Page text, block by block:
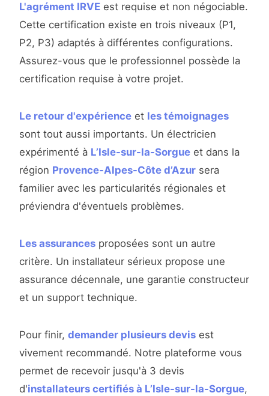
L'agrément IRVE est requise et non négociable.
Cette certification existe en trois niveaux (P1,
P2, P3) adaptés à différentes configurations.
Assurez-vous que le professionnel possède la
certification requise à votre projet.
Le retour d'expérience et les témoignages
sont tout aussi importants. Un électricien
expérimenté à L’Isle-sur-la-Sorgue et dans la
région Provence-Alpes-Côte d’Azur sera
familier avec les particularités régionales et
préviendra d'éventuels problèmes.
Les assurances proposées sont un autre
critère. Un installateur sérieux propose une
assurance décennale, une garantie constructeur
et un support technique.
Pour finir, demander plusieurs devis est
vivement recommandé. Notre plateforme vous
permet de recevoir jusqu'à 3 devis
d'installateurs certifiés à L’Isle-sur-la-Sorgue,